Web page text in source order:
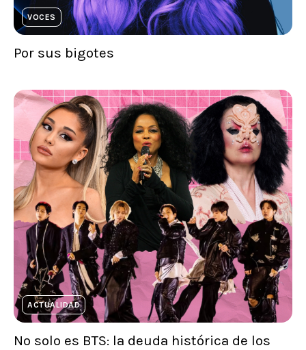
VOCES
Por sus bigotes
ACTUALIDAD
No solo es BTS: la deuda histórica de los